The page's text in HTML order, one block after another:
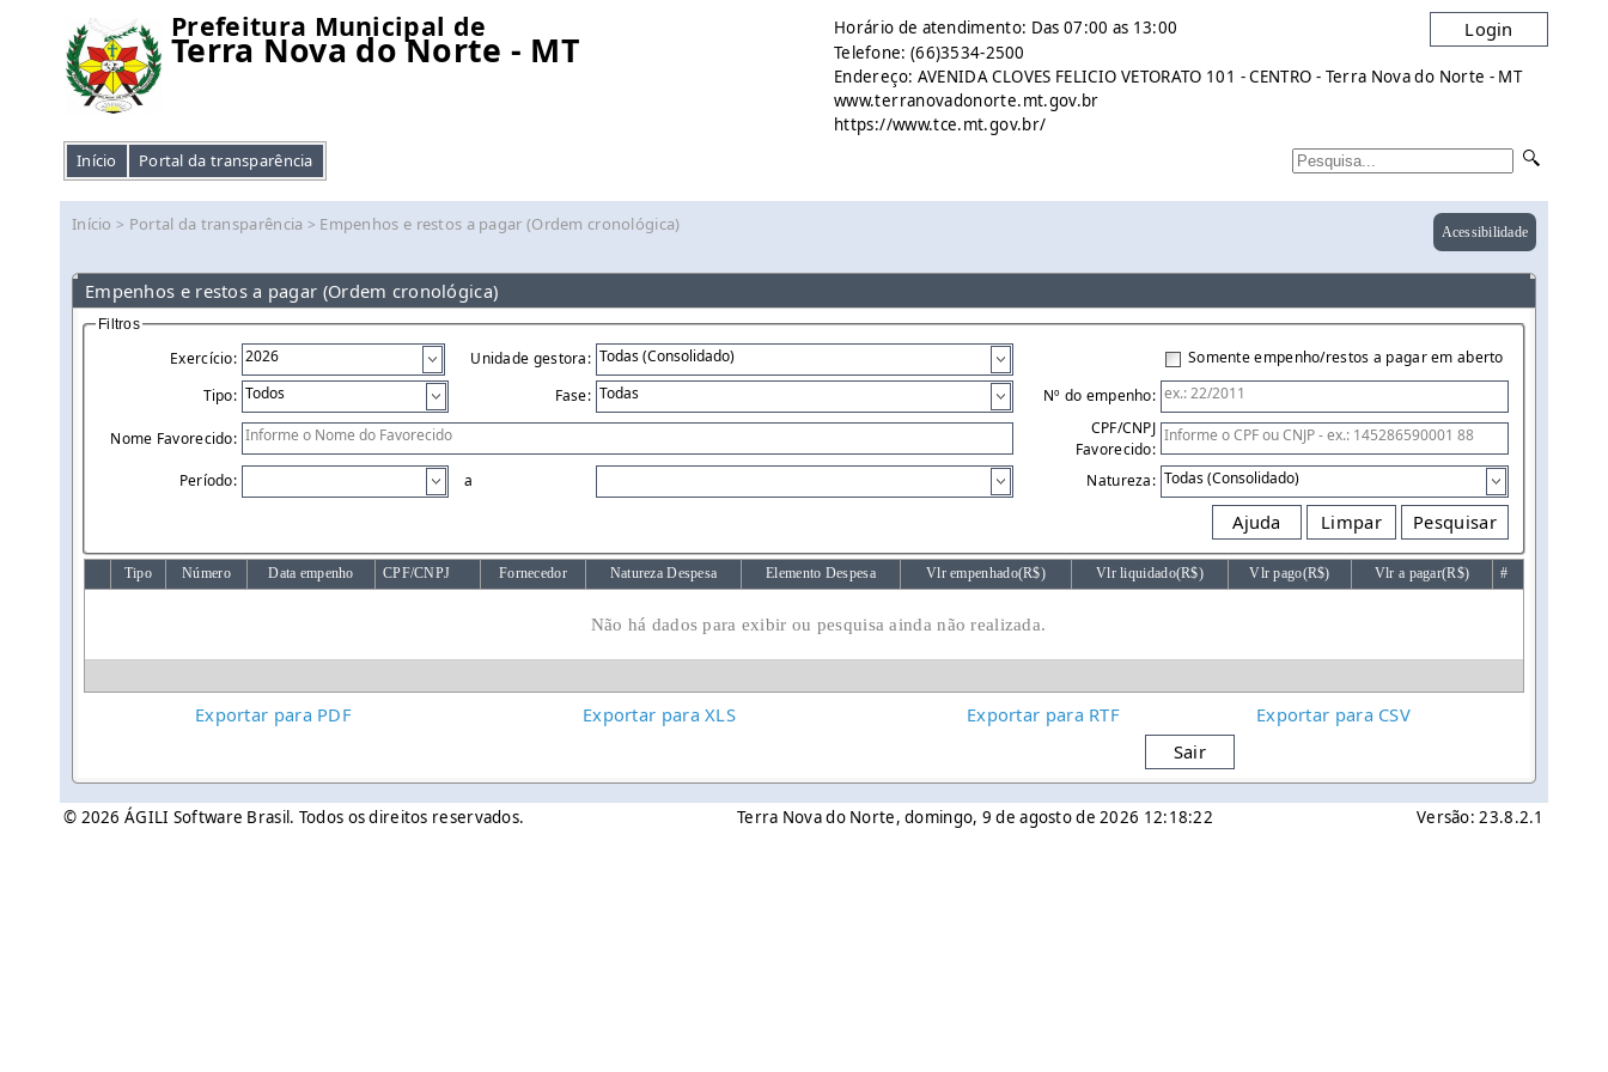
Login
Prefeitura Municipal de Horário de atendimento: Das 07:00 as 13:00
Terra Nova do Norte - MT
Telefone: (66)3534-2500
Endereço: AVENIDA CLOVES FELICIO VETORATO 101 - CENTRO - Terra Nova do Norte - MT
www.terranovadonorte.mt.gov.br
https://www.tce.mt.gov.br/
Início
Portal da transparência
Início > Portal da transparência > Empenhos e restos a pagar (Ordem cronológica) Acessibilidade
Empenhos e restos a pagar (Ordem cronológica)
Filtros
Exercício: Unidade gestora:
Somente empenho/restos a pagar em aberto
Tipo:
Fase: Nº do empenho:
Nome Favorecido:
CPF/CNPJ
Favorecido:
Período:
a Natureza:
Ajuda Limpar Pesquisar
Tipo Número Data empenho CPF/CNPJ Fornecedor Natureza Despesa Elemento Despesa Vlr empenhado(R$) Vlr liquidado(R$) Vlr pago(R$) Vlr a pagar(R$) #
Não há dados para exibir ou pesquisa ainda não realizada.
Exportar para PDF Exportar para XLS Exportar para RTF
Exportar para CSV
Sair
© 2026 ÁGILI Software Brasil. Todos os direitos reservados. Terra Nova do Norte, domingo, 9 de agosto de 2026 12:18:22 Versão: 23.8.2.1